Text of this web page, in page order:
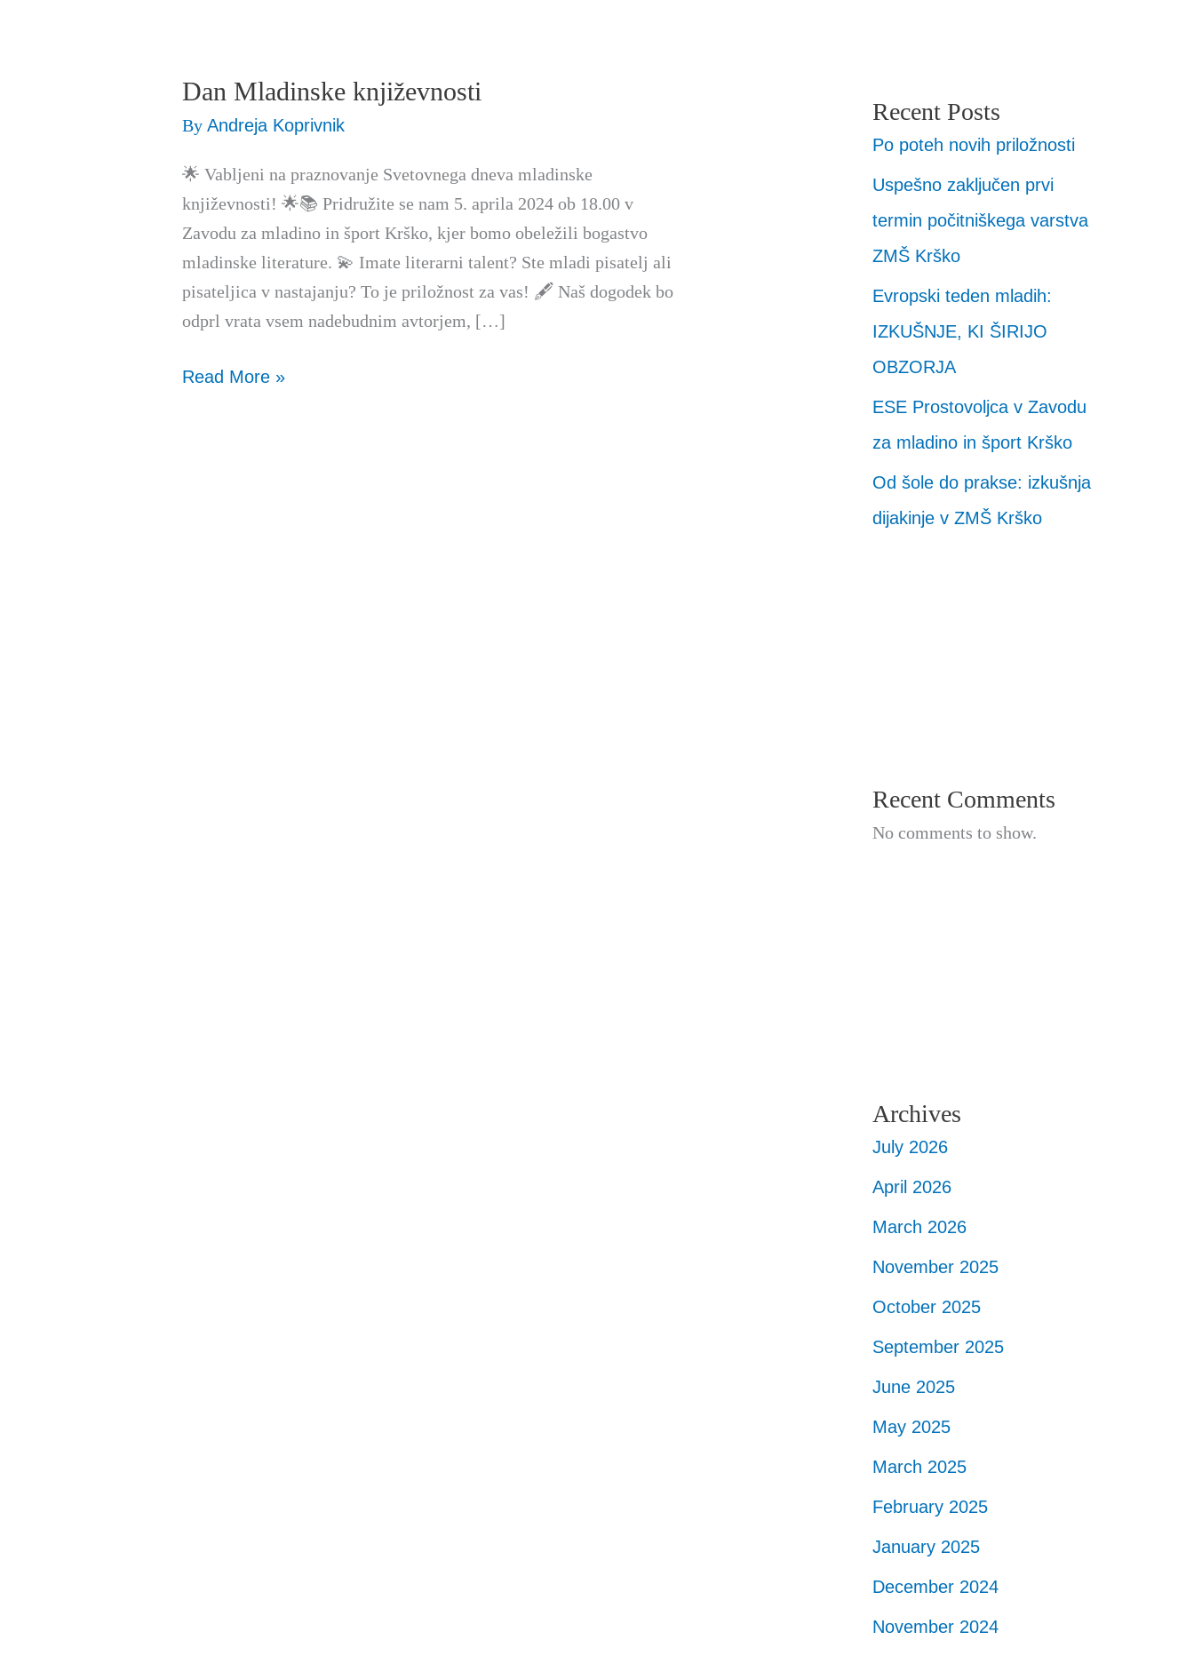
Dan Mladinske književnosti
ByAndreja Koprivnik
🌟 Vabljeni na praznovanje Svetovnega dneva mladinske
književnosti! 🌟📚 Pridružite se nam 5. aprila 2024 ob 18.00 v
Zavodu za mladino in šport Krško, kjer bomo obeležili bogastvo
mladinske literature. 💫 Imate literarni talent? Ste mladi pisatelj ali
pisateljica v nastajanju? To je priložnost za vas! 🖋️ Naš dogodek bo
odprl vrata vsem nadebudnim avtorjem, […]
Dan
Mladinske
Read More »
Recent Posts
Po poteh novih priložnosti
Uspešno zaključen prvi
termin počitniškega varstva
ZMŠ Krško
Evropski teden mladih:
IZKUŠNJE, KI ŠIRIJO
OBZORJA
ESE Prostovoljca v Zavodu
za mladino in šport Krško
Od šole do prakse: izkušnja
dijakinje v ZMŠ Krško
Recent Comments
No comments to show.
Archives
July 2026
April 2026
March 2026
November 2025
October 2025
September 2025
June 2025
May 2025
March 2025
February 2025
January 2025
December 2024
November 2024